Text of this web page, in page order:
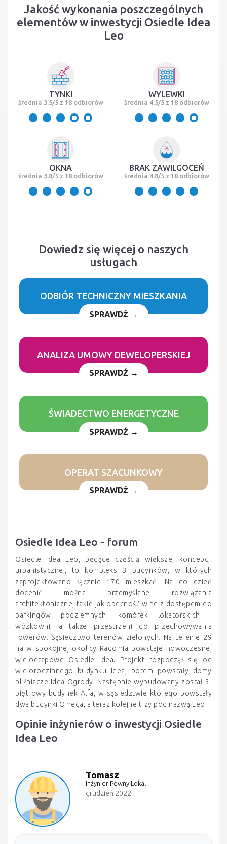
Jakość wykonania poszczególnych
elementów w inwestycji Osiedle Idea
Leo
TYNKI
średnia 3.5/5 z 18 odbiorów
WYLEWKI
średnia 4.5/5 z 18 odbiorów
OKNA
średnia 3.8/5 z 18 odbiorów
BRAK ZAWILGOCEŃ
średnia 4.8/5 z 18 odbiorów
Dowiedz się więcej o naszych
usługach
ODBIÓR TECHNICZNY MIESZKANIA
SPRAWDŹ →
ANALIZA UMOWY DEWELOPERSKIEJ
SPRAWDŹ →
ŚWIADECTWO ENERGETYCZNE
SPRAWDŹ →
OPERAT SZACUNKOWY
SPRAWDŹ →
Osiedle Idea Leo - forum
Osiedle Idea Leo, będące częścią większej koncepcji
urbanistycznej, to kompleks 3 budynków, w których
zaprojektowano łącznie 170 mieszkań. Na co dzień
docenić można przemyślane rozwiązania
architektoniczne, takie jak obecność wind z dostępem do
parkingów podziemnych, komórek lokatorskich i
wózkowni, a także przestrzeni do przechowywania
rowerów. Sąsiedztwo terenów zielonych. Na terenie 29
ha w spokojnej okolicy Radomia powstaje nowoczesne,
wieloetapowe Osiedle Idea. Projekt rozpoczął się od
wielorodzinnego budynku Idea, potem powstały domy
bliźniacze Idea Ogrody. Następnie wybudowany został 3-
piętrowy budynek Alfa, w sąsiedztwie którego powstały
dwa budynki Omega, a teraz kolejne trzy pod nazwą Leo.
Opinie inżynierów o inwestycji Osiedle
Idea Leo
Tomasz
Inżynier Pewny Lokal
grudzień 2022